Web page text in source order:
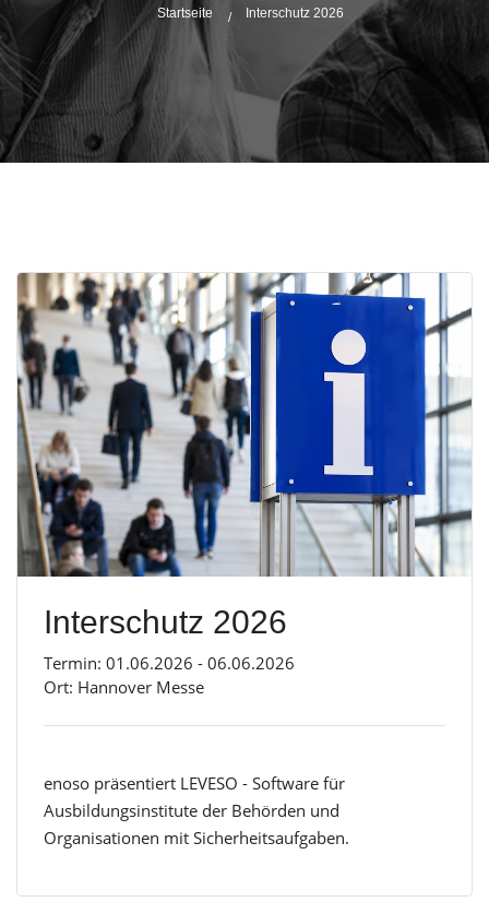
Startseite Interschutz 2026
Interschutz 2026
Termin: 01.06.2026 - 06.06.2026
Ort: Hannover Messe
enoso präsentiert LEVESO - Software für
Ausbildungsinstitute der Behörden und
Organisationen mit Sicherheitsaufgaben.